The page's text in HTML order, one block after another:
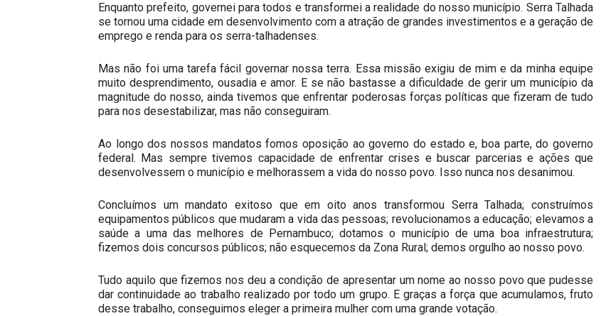
Enquanto prefeito, governei para todos e transformei a realidade do nosso município. Serra Talhada
se tornou uma cidade em desenvolvimento com a atração de grandes investimentos e a geração de
emprego e renda para os serra-talhadenses.
Mas não foi uma tarefa fácil governar nossa terra. Essa missão exigiu de mim e da minha equipe
muito desprendimento, ousadia e amor. E se não bastasse a dificuldade de gerir um município da
magnitude do nosso, ainda tivemos que enfrentar poderosas forças políticas que fizeram de tudo
para nos desestabilizar, mas não conseguiram.
Ao longo dos nossos mandatos fomos oposição ao governo do estado e, boa parte, do governo
federal. Mas sempre tivemos capacidade de enfrentar crises e buscar parcerias e ações que
desenvolvessem o município e melhorassem a vida do nosso povo. Isso nunca nos desanimou.
Concluímos um mandato exitoso que em oito anos transformou Serra Talhada; construímos
equipamentos públicos que mudaram a vida das pessoas; revolucionamos a educação; elevamos a
saúde a uma das melhores de Pernambuco; dotamos o município de uma boa infraestrutura;
fizemos dois concursos públicos; não esquecemos da Zona Rural; demos orgulho ao nosso povo.
Tudo aquilo que fizemos nos deu a condição de apresentar um nome ao nosso povo que pudesse
dar continuidade ao trabalho realizado por todo um grupo. E graças a força que acumulamos, fruto
desse trabalho, conseguimos eleger a primeira mulher com uma grande votação.